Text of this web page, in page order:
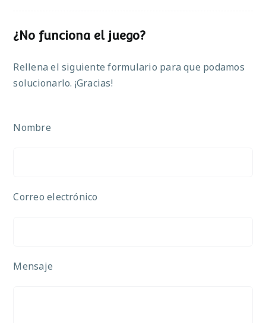
¿No funciona el juego?
Rellena el siguiente formulario para que podamos
solucionarlo. ¡Gracias!
Nombre
Correo electrónico
Mensaje